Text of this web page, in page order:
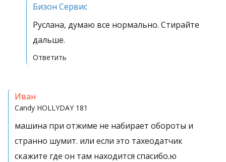
Бизон Сервис
Руслана, думаю все нормально. Стирайте
дальше.
Ответить
Иван
Candy HOLLYDAY 181
машина при отжиме не набирает обороты и
странно шумит. или если это тахеодатчик
скажите где он там находится спасибо.ю